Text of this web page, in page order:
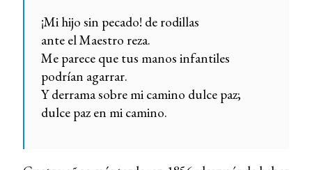
¡Mi hijo sin pecado! de rodillas
ante el Maestro reza.
Me parece que tus manos infantiles
podrían agarrar.
Y derrama sobre mi camino dulce paz;
dulce paz en mi camino.